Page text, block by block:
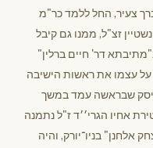
צעיר, החל ללמד כר"מ
זצ"ל, ממנו גם קיבל
דר' חיים ברלין"
על עצמו את ראשות הישיבה
שבראשה עמד במשך
אחיו הגרי׳׳ד ז"ל נתמנה
אלחנן" בניו־יורק, והיה